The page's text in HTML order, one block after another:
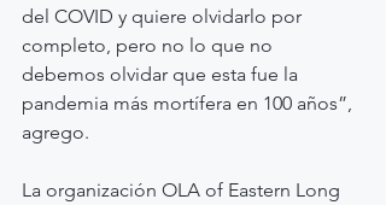
del COVID y quiere olvidarlo por
completo, pero no lo que no
debemos olvidar que esta fue la
pandemia más mortífera en 100 años”,
agrego.
La organización OLA of Eastern Long